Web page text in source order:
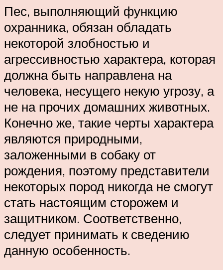
Пес, выполняющий функцию
охранника, обязан обладать
некоторой злобностью и
агрессивностью характера, которая
должна быть направлена на
человека, несущего некую угрозу, а
не на прочих домашних животных.
Конечно же, такие черты характера
являются природными,
заложенными в собаку от
рождения, поэтому представители
некоторых пород никогда не смогут
стать настоящим сторожем и
защитником. Соответственно,
следует принимать к сведению
данную особенность.